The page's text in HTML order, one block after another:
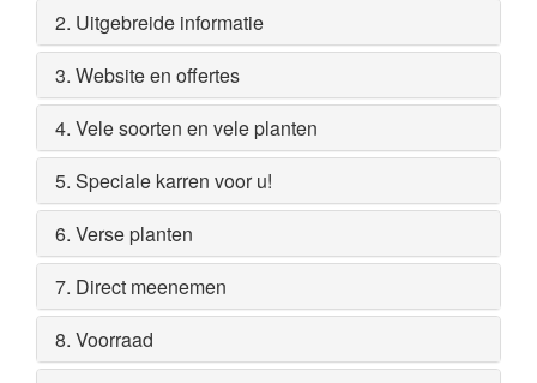
2. Uitgebreide informatie
3. Website en offertes
4. Vele soorten en vele planten
5. Speciale karren voor u!
6. Verse planten
7. Direct meenemen
8. Voorraad